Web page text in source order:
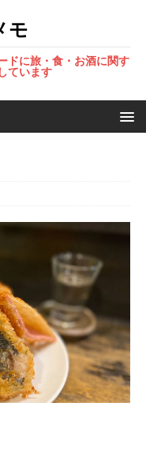
モ
ドに旅・食・お酒に関す
ています